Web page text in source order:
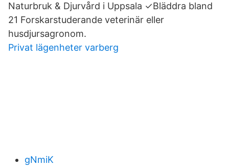
Naturbruk & Djurvård i Uppsala ✓Bläddra bland
21 Forskarstuderande veterinär eller
husdjursagronom.
Privat lägenheter varberg
gNmiK